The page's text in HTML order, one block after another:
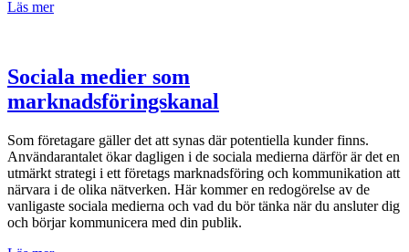
Läs mer
Sociala medier som
marknadsföringskanal
Som företagare gäller det att synas där potentiella kunder finns.
Användarantalet ökar dagligen i de sociala medierna därför är det en
utmärkt strategi i ett företags marknadsföring och kommunikation att
närvara i de olika nätverken. Här kommer en redogörelse av de
vanligaste sociala medierna och vad du bör tänka när du ansluter dig
och börjar kommunicera med din publik.